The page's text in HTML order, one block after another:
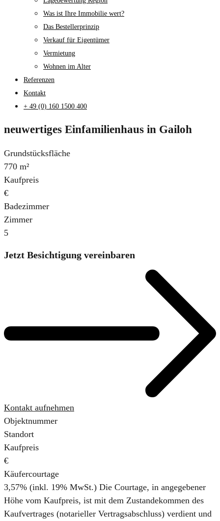
Was ist Ihre Immobilie wert?
Das Bestellerprinzip
Verkauf für Eigentümer
Vermietung
Wohnen im Alter
Referenzen
Kontakt
+ 49 (0) 160 1500 400
neuwertiges Einfamilienhaus in Gailoh
Grundstücksfläche
770 m²
Kaufpreis
€
Badezimmer
Zimmer
5
Jetzt Besichtigung vereinbaren
Kontakt aufnehmen
Objektnummer
Standort
Kaufpreis
€
Käufercourtage
3,57% (inkl. 19% MwSt.) Die Courtage, in angegebener
Höhe vom Kaufpreis, ist mit dem Zustandekommen des
Kaufvertrages (notarieller Vertragsabschluss) verdient und